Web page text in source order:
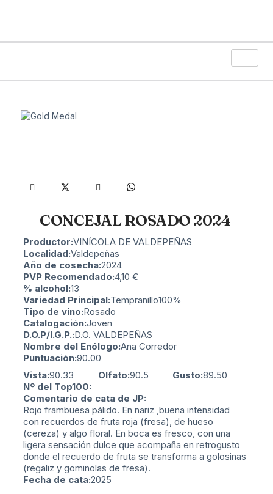
CONCEJAL ROSADO 2024
Productor:VINÍCOLA DE VALDEPEÑAS
Localidad:Valdepeñas
Año de cosecha:2024
PVP Recomendado:4,10 €
% alcohol:13
Variedad Principal:Tempranillo100%
Tipo de vino:Rosado
Catalogación:Joven
D.O.P/I.G.P.:D.O. VALDEPEÑAS
Nombre del Enólogo:Ana Corredor
Puntuación:90.00
Vista:90.33 Olfato:90.5 Gusto:89.50
Nº del Top100:
Comentario de cata de JP:
Rojo frambuesa pálido. En nariz ,buena intensidad
con recuerdos de fruta roja (fresa), de hueso
(cereza) y algo floral. En boca es fresco, con una
ligera sensación dulce que acompaña en retrogusto
donde el recuerdo de fruta se transforma a golosinas
(regaliz y gominolas de fresa).
Fecha de cata:2025